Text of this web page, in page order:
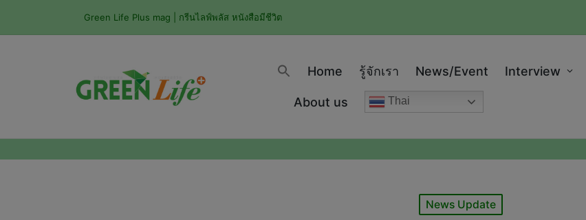
Green Life Plus mag | กรีนไลฟ์พลัส หนังสือมีชีวิต
Home รู้จักเรา News/Event Interview
About us Thai
Posted
News Update